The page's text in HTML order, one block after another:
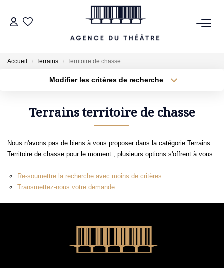
LOCATIONS
ESTIMATION
NOTRE AGENCE
Accueil Terrains Territoire de chasse
Modifier les critères de recherche
Type de transaction Localisation
Budget max Plus de critères
Terrains territoire de chasse
Nous n'avons pas de biens à vous proposer dans la catégorie Terrains
Territoire de chasse pour le moment , plusieurs options s'offrent à vous
:
Re-soumettre la recherche avec moins de critères.
Transmettez-nous votre demande